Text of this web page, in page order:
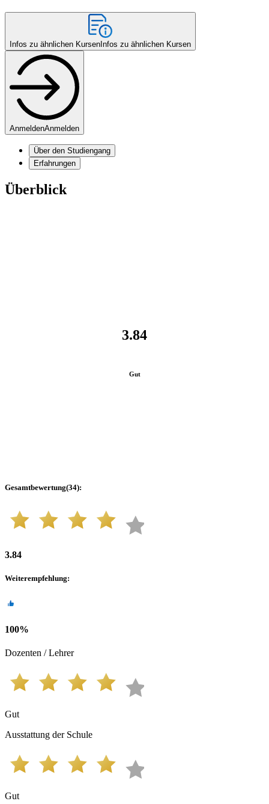
Infos zu ähnlichen Kursen Infos zu ähnlichen Kursen
AnmeldenAnmelden
Über den Studiengang
Erfahrungen
Überblick
3.84
Gut
Gesamtbewertung(34):
3.84
Weiterempfehlung:
100%
Dozenten / Lehrer
Gut
Ausstattung der Schule
Gut